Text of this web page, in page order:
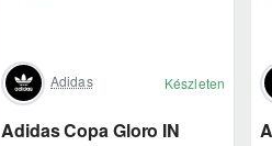
Adidas Készleten
Adidas Copa Gloro IN